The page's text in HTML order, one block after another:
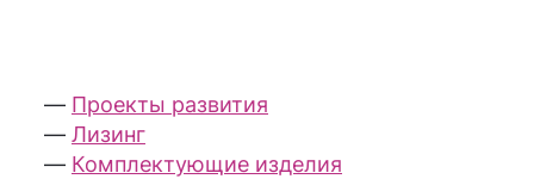
Проекты развития
Лизинг
Комплектующие изделия